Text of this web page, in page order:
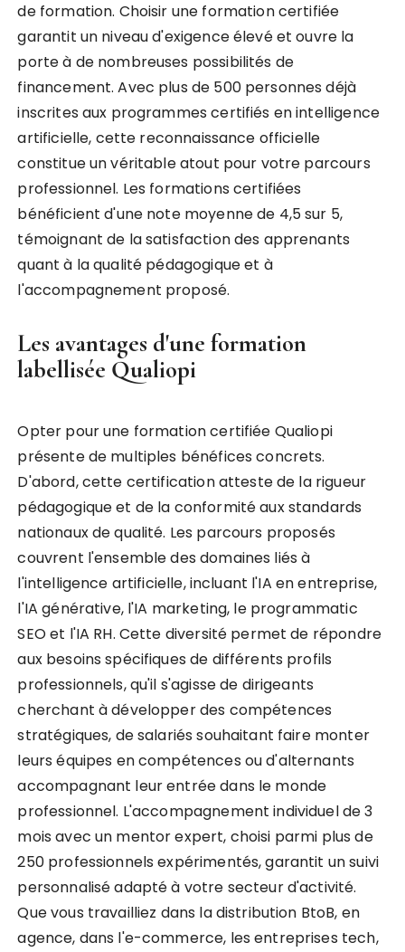
de formation. Choisir une formation certifiée
garantit un niveau d'exigence élevé et ouvre la
porte à de nombreuses possibilités de
financement. Avec plus de 500 personnes déjà
inscrites aux programmes certifiés en intelligence
artificielle, cette reconnaissance officielle
constitue un véritable atout pour votre parcours
professionnel. Les formations certifiées
bénéficient d'une note moyenne de 4,5 sur 5,
témoignant de la satisfaction des apprenants
quant à la qualité pédagogique et à
l'accompagnement proposé.
Les avantages d'une formation
labellisée Qualiopi
Opter pour une formation certifiée Qualiopi
présente de multiples bénéfices concrets.
D'abord, cette certification atteste de la rigueur
pédagogique et de la conformité aux standards
nationaux de qualité. Les parcours proposés
couvrent l'ensemble des domaines liés à
l'intelligence artificielle, incluant l'IA en entreprise,
l'IA générative, l'IA marketing, le programmatic
SEO et l'IA RH. Cette diversité permet de répondre
aux besoins spécifiques de différents profils
professionnels, qu'il s'agisse de dirigeants
cherchant à développer des compétences
stratégiques, de salariés souhaitant faire monter
leurs équipes en compétences ou d'alternants
accompagnant leur entrée dans le monde
professionnel. L'accompagnement individuel de 3
mois avec un mentor expert, choisi parmi plus de
250 professionnels expérimentés, garantit un suivi
personnalisé adapté à votre secteur d'activité.
Que vous travailliez dans la distribution BtoB, en
agence, dans l'e-commerce, les entreprises tech,